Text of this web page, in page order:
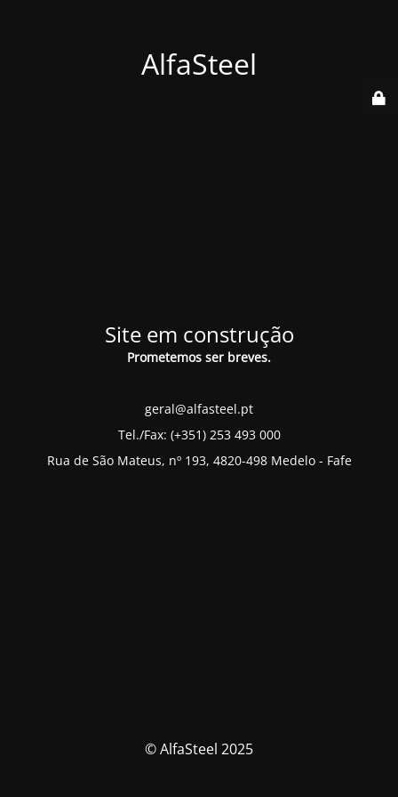
AlfaSteel
Site em construção
Prometemos ser breves.
geral@alfasteel.pt
Tel./Fax: (+351) 253 493 000
Rua de São Mateus, nº 193, 4820-498 Medelo - Fafe
© AlfaSteel 2025